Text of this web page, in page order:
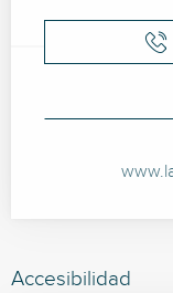
Accesibilidad